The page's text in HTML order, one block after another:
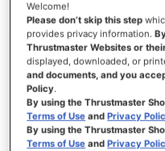
Mostra password
Hai
Welcome!
Please don’t skip this step
provides privacy information.
Thrustmaster Websites or
displayed, downloaded, or
and documents, and you
Policy.
By using the Thrustmaster
Terms of Use andPrivacy
By using the Thrustmaster
Terms of Use andPrivacy